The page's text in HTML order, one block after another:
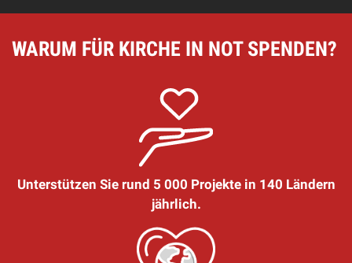
WARUM FÜR KIRCHE IN NOT SPENDEN?
Unterstützen Sie rund 5 000 Projekte in 140 Ländern
jährlich.